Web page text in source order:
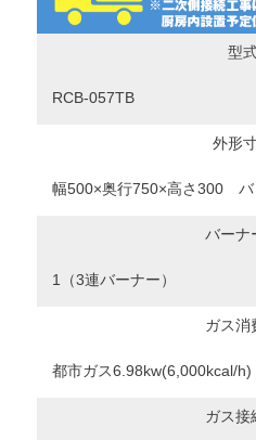
型
RCB-057TB
外形
幅500×奥行750×高さ300 バ
バーナ
1（3連バーナー）
ガス消
都市ガス6.98kw(6,000kcal/
ガス接